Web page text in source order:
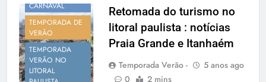
CARNAVAL
TEMPORADA DE
VERÃO
TEMPORADA
VERÃO NO
LITORAL
Retomada do turismo no
litoral paulista : notícias
Praia Grande e Itanhaém
Temporada Verão -
5 anos ago
0
2 mins